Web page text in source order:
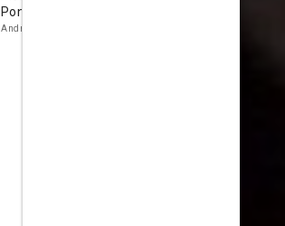
Pondal
Andrea